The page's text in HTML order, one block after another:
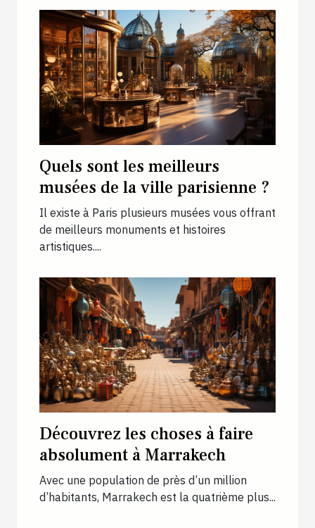
Quels sont les meilleurs
musées de la ville parisienne ?
Il existe à Paris plusieurs musées vous offrant
de meilleurs monuments et histoires
artistiques....
Découvrez les choses à faire
absolument à Marrakech
Avec une population de près d’un million
d’habitants, Marrakech est la quatrième plus...